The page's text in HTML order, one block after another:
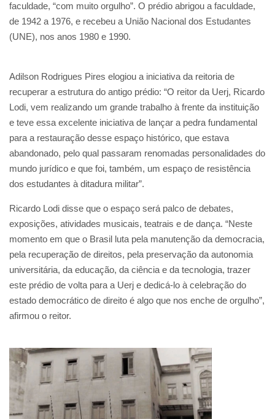
faculdade, “com muito orgulho”. O prédio abrigou a faculdade,
de 1942 a 1976, e recebeu a União Nacional dos Estudantes
(UNE), nos anos 1980 e 1990.
Adilson Rodrigues Pires elogiou a iniciativa da reitoria de
recuperar a estrutura do antigo prédio: “O reitor da Uerj, Ricardo
Lodi, vem realizando um grande trabalho à frente da instituição
e teve essa excelente iniciativa de lançar a pedra fundamental
para a restauração desse espaço histórico, que estava
abandonado, pelo qual passaram renomadas personalidades do
mundo jurídico e que foi, também, um espaço de resistência
dos estudantes à ditadura militar”.
Ricardo Lodi disse que o espaço será palco de debates,
exposições, atividades musicais, teatrais e de dança. “Neste
momento em que o Brasil luta pela manutenção da democracia,
pela recuperação de direitos, pela preservação da autonomia
universitária, da educação, da ciência e da tecnologia, trazer
este prédio de volta para a Uerj e dedicá-lo à celebração do
estado democrático de direito é algo que nos enche de orgulho”,
afirmou o reitor.